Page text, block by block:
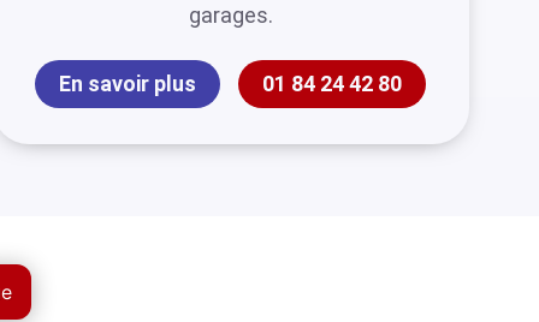
garages.
En savoir plus 01 84 24 42 80